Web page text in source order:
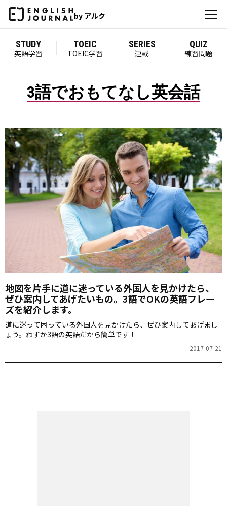
by アルク
STUDY
英語学習
TOEIC
TOEIC学習
SERIES
連載
QUIZ
練習問題
3語でおもてなし英会話
地図を片手に道に迷っている外国人を見かけたら、
ぜひ案内してあげたいもの。3語でOKの英語フレー
ズを紹介します。
道に迷って困っている外国人を見かけたら、ぜひ案内してあげまし
ょう。わずか3語の英語だから簡単です！
2017-07-21